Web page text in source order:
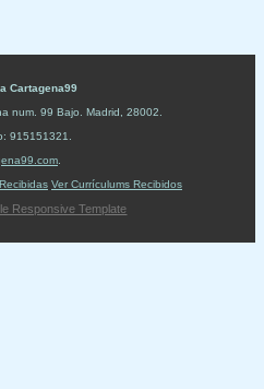
Cartagena99
num. 99 Bajo Madrid 28002
915151321
Ver Currículums Recibidos
Responsive Template